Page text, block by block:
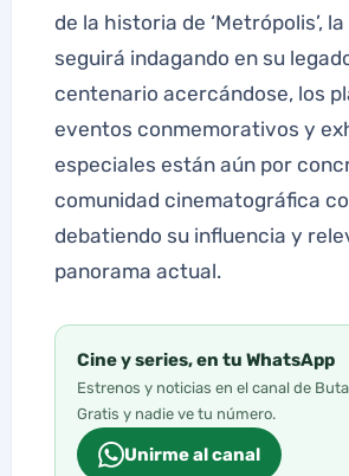
de la historia de ‘Metrópolis’,
seguirá indagando en su
centenario acercándose, los
eventos conmemorativos y
especiales están aún por
comunidad cinematográfica
debatiendo su influencia y
panorama actual.
Cine y series, en tu WhatsApp
Estrenos y noticias en el canal de
Gratis y nadie ve tu número.
Unirme al canal